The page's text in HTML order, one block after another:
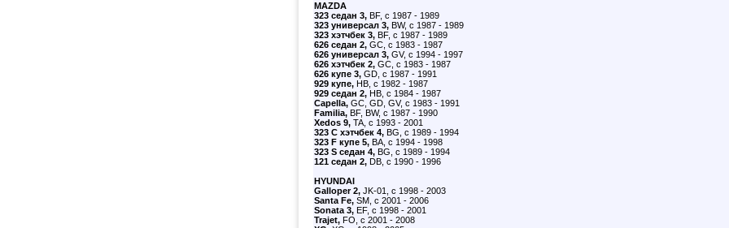
MAZDA
323 седан 3, BF, с 1987 - 1989
323 универсал 3, BW, с 1987 - 1989
323 хэтчбек 3, BF, с 1987 - 1989
626 седан 2, GC, с 1983 - 1987
626 универсал 3, GV, с 1994 - 1997
626 хэтчбек 2, GC, с 1983 - 1987
626 купе 3, GD, с 1987 - 1991
929 купе, HB, с 1982 - 1987
929 седан 2, HB, с 1984 - 1987
Capella, GC, GD, GV, с 1983 - 1991
Familia, BF, BW, с 1987 - 1990
Xedos 9, TA, с 1993 - 2001
323 C хэтчбек 4, BG, с 1989 - 1994
323 F купе 5, BA, с 1994 - 1998
323 S седан 4, BG, с 1989 - 1994
121 седан 2, DB, с 1990 - 1996
HYUNDAI
Galloper 2, JK-01, с 1998 - 2003
Santa Fe, SM, с 2001 - 2006
Sonata 3, EF, с 1998 - 2001
Trajet, FO, с 2001 - 2008